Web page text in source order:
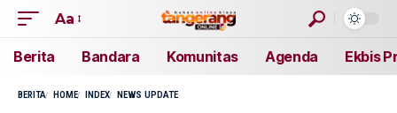
Aa
Berita Bandara Komunitas Agenda Ekbis
BERITA HOME INDEX NEWS UPDATE